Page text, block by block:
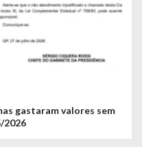
gastaram valores sem
2026